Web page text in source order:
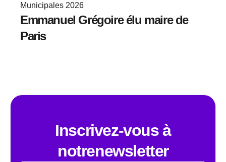
Municipales 2026
Emmanuel Grégoire élu maire de
Paris
Inscrivez-vous à
notrenewsletter